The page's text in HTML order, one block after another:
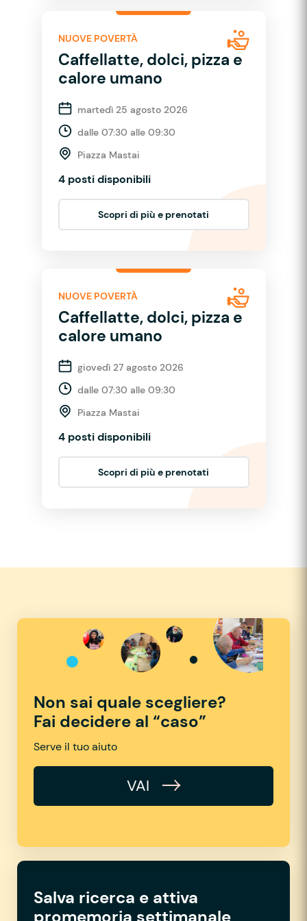
NUOVE POVERTÀ
Caffellatte, dolci, pizza e
calore umano
martedì 25 agosto 2026
dalle 07:30 alle 09:30
Piazza Mastai
4 posti disponibili
Scopri di più e prenotati
NUOVE POVERTÀ
Caffellatte, dolci, pizza e
calore umano
giovedì 27 agosto 2026
dalle 07:30 alle 09:30
Piazza Mastai
4 posti disponibili
Scopri di più e prenotati
Non sai quale scegliere?
Fai decidere al “caso”
Serve il tuo aiuto
VAI
Salva ricerca e attiva
promemoria settimanale